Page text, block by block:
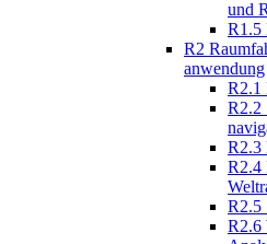
und
R1.5
R2
anwendung
R2.1
R2.2
R2.3
R2.4
R2.5
R2.6